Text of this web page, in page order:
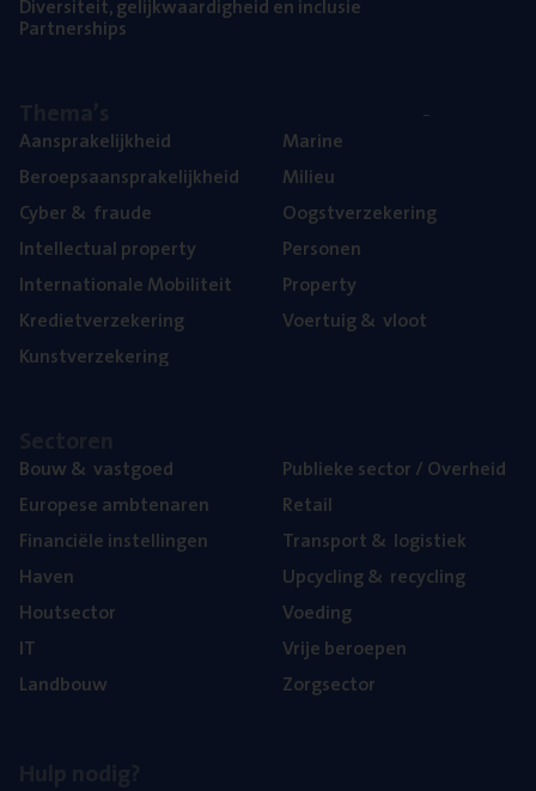
Part­ner­ships
Aan­spra­ke­lijk­heid
Beroeps­aan­spra­ke­lijk­heid
Cyber& fraude
Intel­lec­tu­al property
Inter­na­ti­o­na­le Mobiliteit
Kre­diet­ver­ze­ke­ring
Kunst­ver­ze­ke­ring
Mari­ne
Mili­eu
Oogst­ver­ze­ke­ring
Per­so­nen
Pro­per­ty
Voer­tuig& vloot
Bouw& vastgoed
Euro­pe­se ambtenaren
Finan­ci­ë­le instellingen
Haven
Hout­sec­tor
IT
Land­bouw
Publie­ke sec­tor / Overheid
Retail
Trans­port& logistiek
Upcy­cling& recycling
Voe­ding
Vrije beroe­pen
Zorg­sec­tor